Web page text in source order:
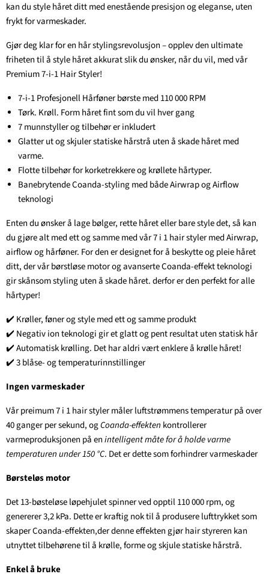
kan du style håret ditt med enestående presisjon og eleganse, uten
frykt for varmeskader.
Gjør deg klar for en hår stylingsrevolusjon – opplev den ultimate
friheten til å style håret akkurat slik du ønsker, når du vil, med vår
Premium 7-i-1 Hair Styler!
7-i-1 Profesjonell Hårføner børste med 110 000 RPM
Tørk. Krøll. Form håret fint som du vil hver gang
7 munnstyller og tilbehør er inkludert
Glatter ut og skjuler statiske hårstrå uten å skade håret med
varme.
Flotte tilbehør for korketrekkere og krøllete hårtyper.
Banebrytende Coanda-styling med både Airwrap og Airflow
teknologi
Enten du ønsker å lage bølger, rette håret eller bare style det, så kan
du gjøre alt med ett og samme med vår 7 i 1 hair styler med Airwrap,
airflow og hårføner. For den er designet for å beskytte og pleie håret
ditt, der vår børstløse motor og avanserte Coanda-effekt teknologi
gir skånsom styling uten å skade håret. derfor er den perfekt for alle
hårtyper!
✔️ Krøller, føner og style med ett og samme produkt
✔️ Negativ ion teknologi gir et glatt og pent resultat uten statisk hår
✔️ Automatisk krølling. Det har aldri vært enklere å krølle håret!
✔️ 3 blåse- og temperaturinnstillinger
Ingen varmeskader
Vår preimum 7 i 1 hair styler måler luftstrømmens temperatur på over
40 ganger per sekund, ogCoanda-effekten kontrollerer
varmeproduksjonen på enintelligent måte for å holde varme
temperaturen under 150 °C. Det er dette som forhindrer varmeskader
Børsteløs motor
Det 13-bøsteløse løpehjulet spinner ved opptil 110 000 rpm, og
genererer 3,2 kPa. Dette er kraftig nok til å produsere lufttrykket som
skaper Coanda-effekten,der denne effekten gjør hair styreren kan
utnyttet tilbehørene til å krølle, forme og skjule statiske hårstrå.
Enkel å bruke